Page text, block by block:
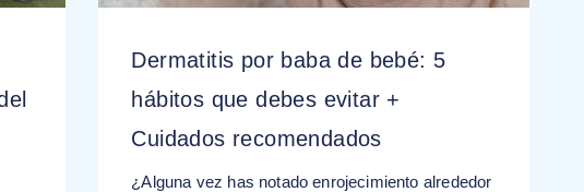
Dermatitis por baba de bebé: 5
hábitos que debes evitar +
Cuidados recomendados
¿Alguna vez has notado enrojecimiento alrededor